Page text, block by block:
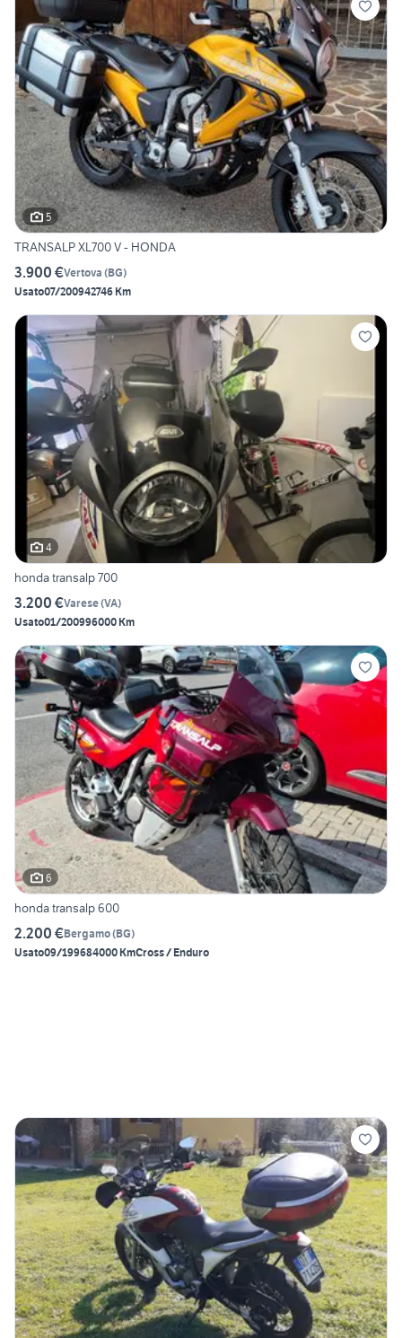
5
TRANSALP XL700 V - HONDA
3.900 €Vertova (BG)
Usato07/200942746 Km
4
honda transalp 700
3.200 €Varese(VA)
Usato01/200996000 Km
6
honda transalp 600
2.200 €Bergamo(BG)
Usato09/199684000 KmCross / Enduro